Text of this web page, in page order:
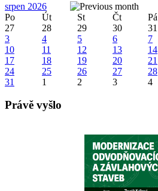
srpen 2026
Po
Út St Čt Pá
27
28 29 30 31
3
4 5 6 7
10
11 12 13 14
17
18 19 20 21
24
25 26 27 28
31
1 2 3 4
Právě vyšlo